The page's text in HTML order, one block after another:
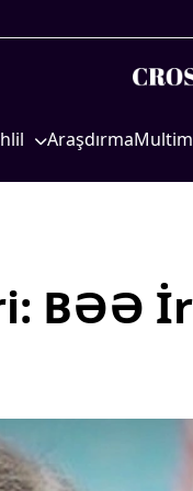
Araşdırma
Podcast
BƏƏ